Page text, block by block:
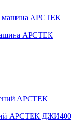
АРСТЕК
АРСТЕК ДЖИ400